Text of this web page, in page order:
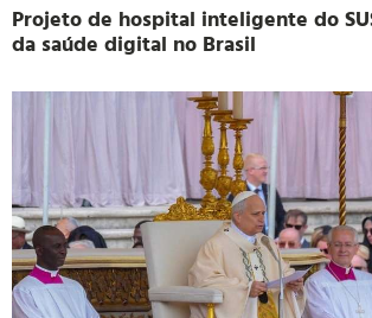
Projeto de hospital inteligente do
da saúde digital no Brasil